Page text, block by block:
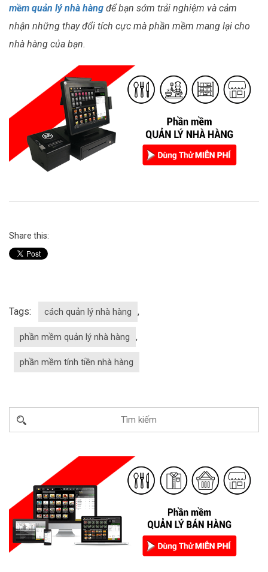
mềm quản lý nhà hàng để bạn sớm trải nghiệm và cảm
nhận những thay đổi tích cực mà phần mềm mang lại cho
nhà hàng của bạn.
Share this:
Tags: cách quản lý nhà hàng ,
phần mềm quản lý nhà hàng ,
phần mềm tính tiền nhà hàng